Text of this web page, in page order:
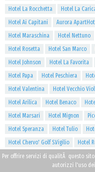
Hotel La Rocchetta
Hotel La
Hotel Ai Capitani
Aurora
Hotel Maraschina
Hotel Nettuno
Hotel Rosetta
Hotel San Marco
Hotel Johnson
Hotel La Favorita
Hotel Papa
Hotel Peschiera
Hotel Valentina
Hotel Vecchio
Hotel Arilica
Hotel Benaco
Hotel Marsari
Hotel Mignon
Hotel Speranza
Hotel Tulio
Hotel Chervo' Golf S.Vigilio
Hotel
Garda Sporting Club Hotel
Grand
Hotel Savoy Palace
Per offrire servizi di qualitÃ questo
autorizzi l'uso dei